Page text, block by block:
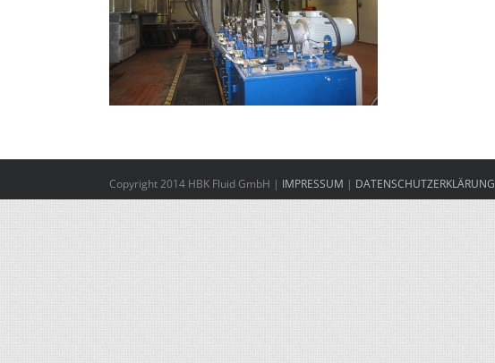
Copyright 2014 HBK Fluid GmbH | IMPRESSUM | DATENSCHUTZERKLÄRUNG